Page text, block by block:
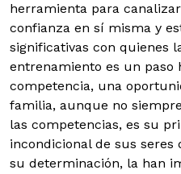
herramienta para
confianza en sí misma y
significativas con quienes
entrenamiento es un paso
competencia, una
familia, aunque no
las competencias, es su
incondicional de sus
su determinación, la han